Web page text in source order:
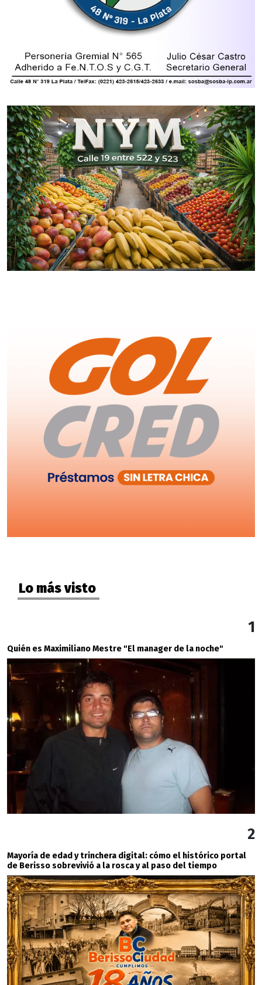
Lo más visto
1
Quién es Maximiliano Mestre "El manager de la noche"
2
Mayoría de edad y trinchera digital: cómo el histórico portal
de Berisso sobrevivió a la rosca y al paso del tiempo